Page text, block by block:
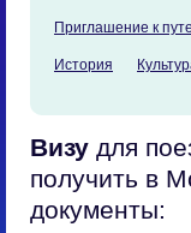
Приглашение к
История
Визу для
получить в
документы: